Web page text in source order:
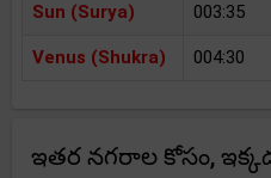
Sun (Surya) 003:35
Venus (Shukra) 004:30
ఇతర నగరాల కోసం,